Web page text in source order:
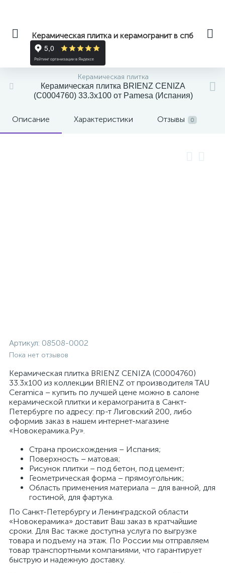
Керамическая плитка и керамогранит в спб
Керамическая плитка
Керамическая плитка BRIENZ CENIZA
(С0004760) 33.3x100 от Pamesa (Испания)
Описание Характеристики Отзывы 0
Артикул: 08508-0002
Пока нет отзывов
Керамическая плитка BRIENZ CENIZA (С0004760)
33.3x100 из коллекции BRIENZ от производителя TAU
Ceramica – купить по лучшей цене можно в салоне
керамической плитки и керамогранита в Санкт-
Петербурге по адресу: пр-т Лиговский 200, либо
оформив заказ в нашем интернет-магазине
«Новокерамика.Ру».
Страна происхождения – Испания;
Поверхность – матовая;
Рисунок плитки – под бетон, под цемент;
Геометрическая форма – прямоугольник;
Область применения материала – для ванной, для
гостиной, для фартука.
По Санкт-Петербургу и Ленинградской области
«Новокерамика» доставит Ваш заказ в кратчайшие
сроки. Для Вас также доступна услуга по выгрузке
товара и подъему на этаж. По России мы отправляем
товар транспортными компаниями, что гарантирует
быструю и надежную доставку.